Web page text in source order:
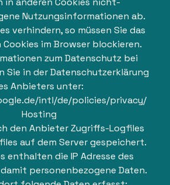
Nutzungsinformationen ab.
verhindern, so müssen Sie das
im Browser blockieren.
zum Datenschutz bei
Sie in der Datenschutzerklärung
Anbieters unter:
intl/de/policies/privacy/
Hosting
den Anbieter Zugriffs-Logfiles
auf dem Server gespeichert.
enthalten die IP Adresse des
personenbezogene Daten.